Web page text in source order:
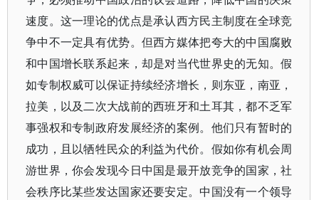
速度。这一理论的优点是承认西方民主制度在全球竞
争中不一定具有优势。但西方媒体把夸大的中国腐败
和中国增长联系起来，却是对当代世界史的无知。假
如专制权威可以保证持续经济增长，则东亚，南亚，
拉美，以及二次大战前的西班牙和土耳其，都不乏军
事强权和专制政府发展经济的案例。他们只有暂时的
成功，且以牺牲民众的利益为代价。假如你有机会周
游世界，你会发现今日中国是最开放竞争的国家，社
会秩序比某些发达国家还要安定。中国没有一个领导